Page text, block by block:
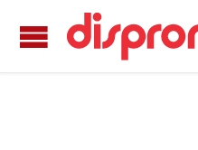
Caballete